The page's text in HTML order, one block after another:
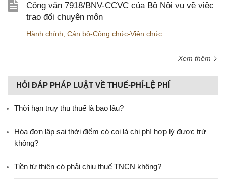
Công văn 7918/BNV-CCVC của Bộ Nội vụ về việc
trao đổi chuyên môn
Hành chính Cán bộ-Công chức-Viên chức
Xem thêm
HỎI ĐÁP PHÁP LUẬT VỀ THUẾ-PHÍ-LỆ PHÍ
Thời hạn truy thu thuế là bao lâu?
Hóa đơn lập sai thời điểm có coi là chi phí hợp lý được trừ
không?
Tiền từ thiện có phải chịu thuế TNCN không?